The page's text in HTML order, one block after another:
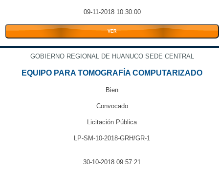
09-11-2018 10:30:00
VER
GOBIERNO REGIONAL DE HUANUCO SEDE CENTRAL
EQUIPO PARA TOMOGRAFÍA COMPUTARIZADO
Bien
Convocado
Licitación Pública
LP-SM-10-2018-GRH/GR-1
30-10-2018 09:57:21